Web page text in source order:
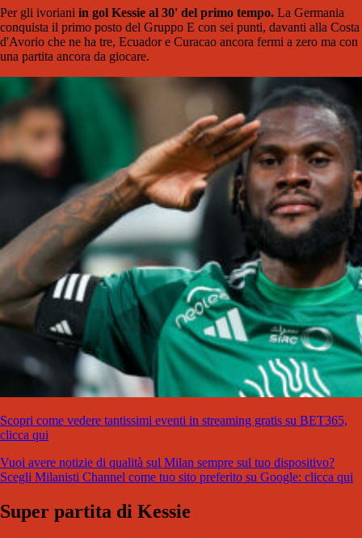
Per gli ivoriani in gol Kessie al 30' del primo tempo. La Germania
conquista il primo posto del Gruppo E con sei punti, davanti alla Costa
d'Avorio che ne ha tre, Ecuador e Curacao ancora fermi a zero ma con
una partita ancora da giocare.
Scopri come vedere tantissimi eventi in streaming gratis su BET365,
clicca qui
Vuoi avere notizie di qualità sul Milan sempre sul tuo dispositivo?
Scegli Milanisti Channel come tuo sito preferito su Google: clicca qui
Super partita di Kessie